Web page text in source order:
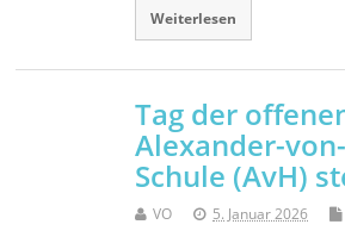
Weiterlesen
Tag der
Alexander-
Schule (AvH)
VO 5. Januar 2026